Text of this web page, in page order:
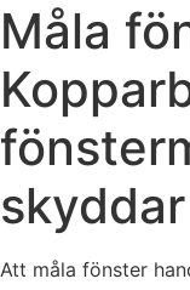
Måla
Att måla fönster